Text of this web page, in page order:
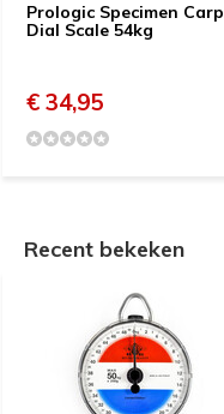
Prologic Specimen Carp
Dial Scale 54kg
€ 34,95
Recent bekeken